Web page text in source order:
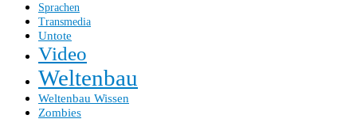
Sprachen
Transmedia
Untote
Video
Weltenbau
Weltenbau Wissen
Zombies